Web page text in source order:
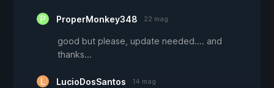
ProperMonkey348 22 mag
good but please, update needed.... and
thanks...
LucioDosSantos 14 mag